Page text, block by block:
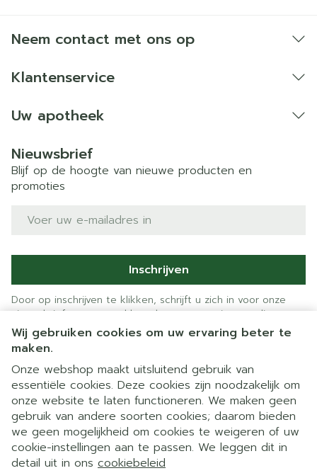
Wij gebruiken cookies om uw ervaring beter te
maken.
Onze webshop maakt uitsluitend gebruik van
essentiële cookies. Deze cookies zijn noodzakelijk om
onze website te laten functioneren. We maken geen
gebruik van andere soorten cookies; daarom bieden
we geen mogelijkheid om cookies te weigeren of uw
cookie-instellingen aan te passen. We leggen dit in
detail uit in ons cookiebeleid
Neem contact met ons op
Klantenservice
Uw apotheek
Nieuwsbrief
Blijf op de hoogte van nieuwe producten en
promoties
E-mail adres
Inschrijven
Door op inschrijven te klikken, schrijft u zich in voor onze
nieuwsbrief en gaat u akkoord met onzeprivacy policy.
Juridische links